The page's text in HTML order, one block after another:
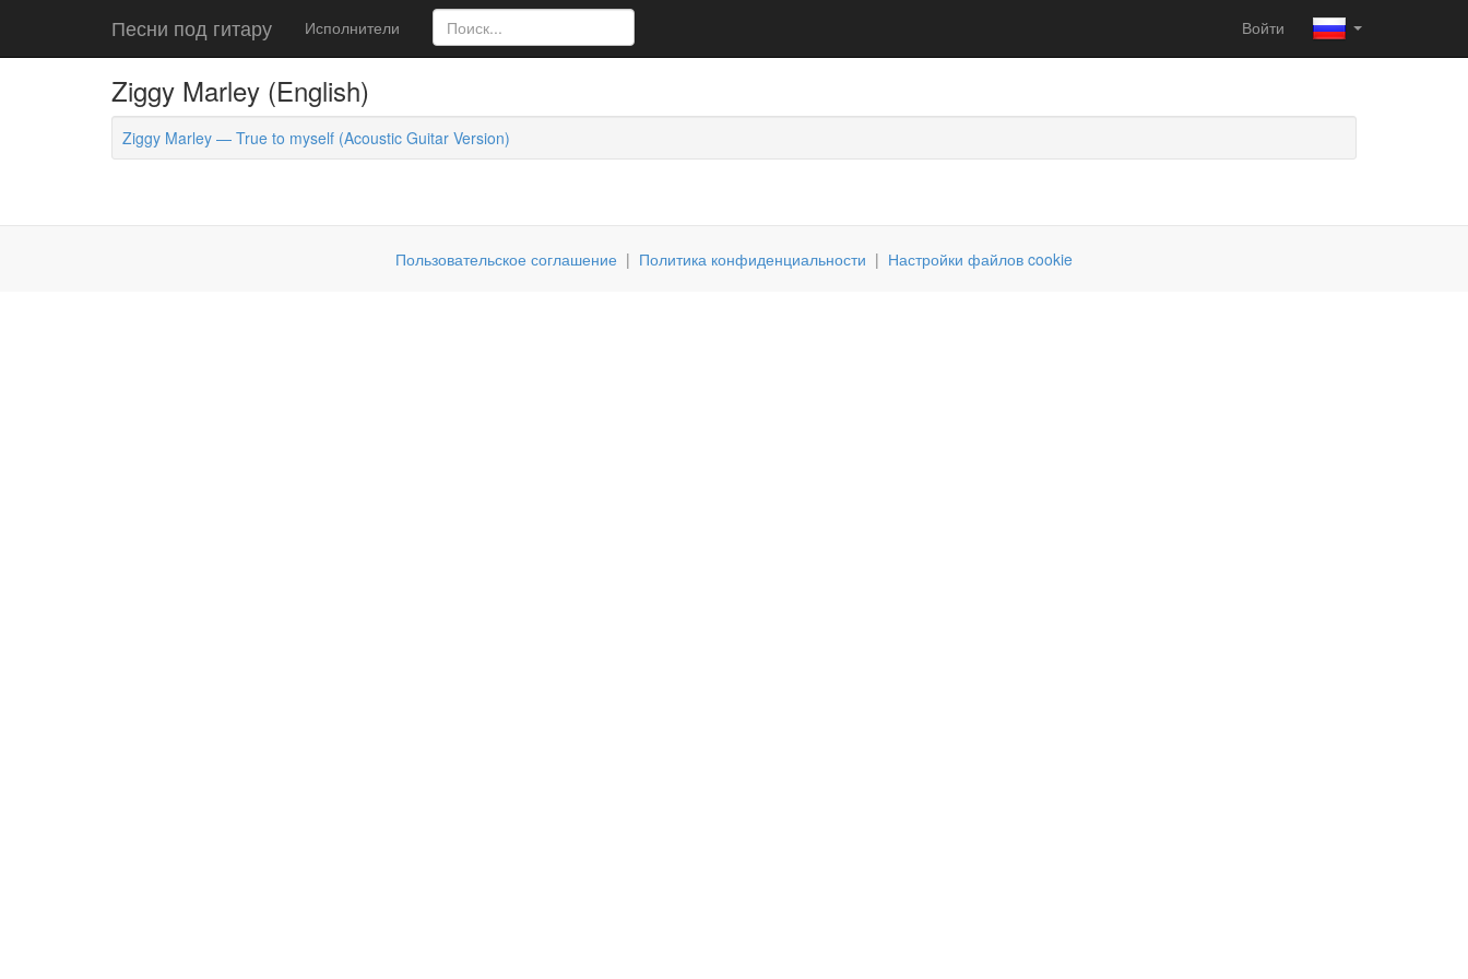
Песни под гитару Исполнители Войти
Ziggy Marley (English)
Ziggy Marley — True to myself (Acoustic Guitar Version)
Пользовательское соглашение | Политика конфиденциальности | Настройки файлов cookie